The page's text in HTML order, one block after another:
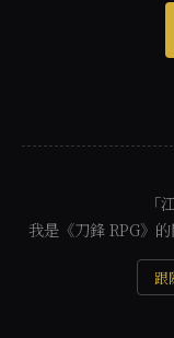
「
我是《刀鋒 RPG》
跟